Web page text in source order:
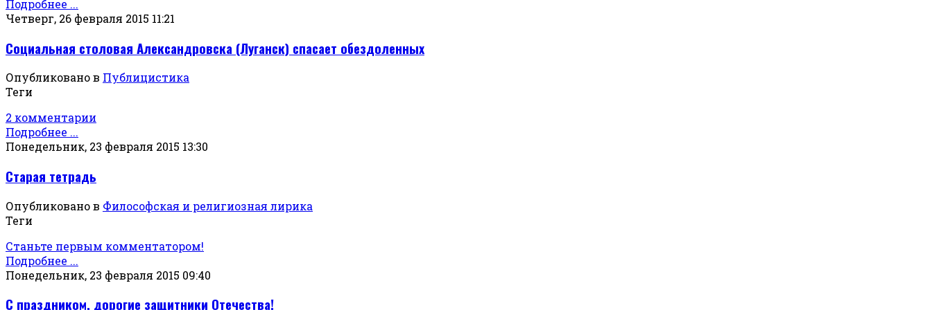
Подробнее ...
Четверг, 26 февраля 2015 11:21
Социальная столовая Александровска (Луганск) спасает обездоленных
Опубликовано в Публицистика
Теги
2 комментарии
Подробнее ...
Понедельник, 23 февраля 2015 13:30
Старая тетрадь
Опубликовано в Философская и религиозная лирика
Теги
Станьте первым комментатором!
Подробнее ...
Понедельник, 23 февраля 2015 09:40
С праздником, дорогие защитники Отечества!